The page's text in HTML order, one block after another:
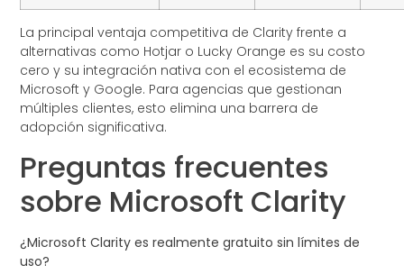
La principal ventaja competitiva de Clarity frente a
alternativas como Hotjar o Lucky Orange es su costo
cero y su integración nativa con el ecosistema de
Microsoft y Google. Para agencias que gestionan
múltiples clientes, esto elimina una barrera de
adopción significativa.
Preguntas frecuentes
sobre Microsoft Clarity
¿Microsoft Clarity es realmente gratuito sin límites de
uso?